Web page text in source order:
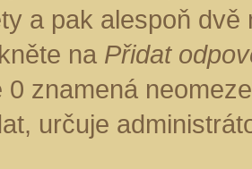
a pak alespoň
na Přidat
0 znamená
určuje